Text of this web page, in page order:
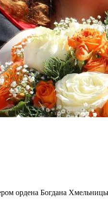
ордена Богдана